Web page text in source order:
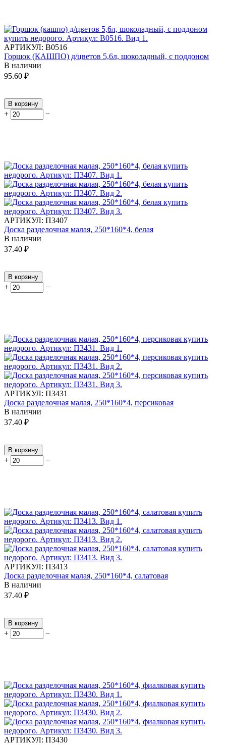
АРТИКУЛ: В0516
Горшок (КАШПО) д/цветов 5,6л, шоколадный, с поддоном
В наличии
95.60 ₽
В корзину
+ −
АРТИКУЛ: П3407
Доска разделочная малая, 250*160*4, белая
В наличии
37.40 ₽
В корзину
+ −
АРТИКУЛ: П3431
Доска разделочная малая, 250*160*4, персиковая
В наличии
37.40 ₽
В корзину
+ −
АРТИКУЛ: П3413
Доска разделочная малая, 250*160*4, салатовая
В наличии
37.40 ₽
В корзину
+ −
АРТИКУЛ: П3430